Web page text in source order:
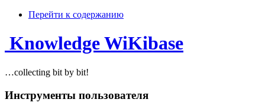
Перейти к содержанию
Knowledge WiKibase
…collecting bit by bit!
Инструменты пользователя